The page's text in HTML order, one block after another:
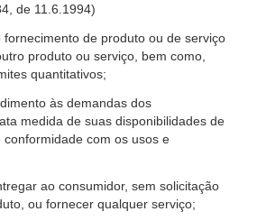
de 11.6.1994)
fornecimento de produto ou de serviço
produto ou serviço, bem como,
quantitativos;
às demandas dos
medida de suas disponibilidades de
com os usos e
ao consumidor, sem solicitação
ou fornecer qualquer serviço;